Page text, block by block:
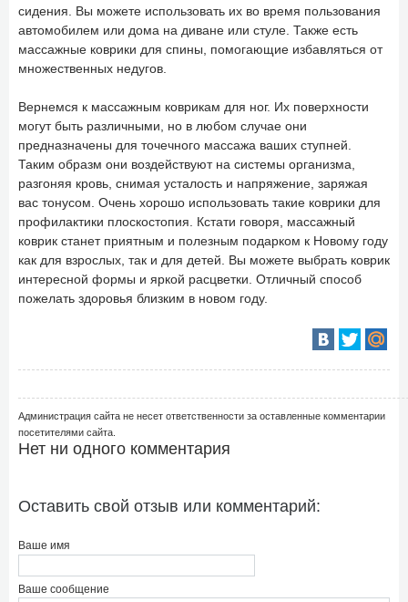
сидения. Вы можете использовать их во время пользования
автомобилем или дома на диване или стуле. Также есть
массажные коврики для спины, помогающие избавляться от
множественных недугов.
Вернемся к массажным коврикам для ног. Их поверхности
могут быть различными, но в любом случае они
предназначены для точечного массажа ваших ступней.
Таким образм они воздействуют на системы организма,
разгоняя кровь, снимая усталость и напряжение, заряжая
вас тонусом. Очень хорошо использовать такие коврики для
профилактики плоскостопия. Кстати говоря, массажный
коврик станет приятным и полезным подарком к Новому году
как для взрослых, так и для детей. Вы можете выбрать коврик
интересной формы и яркой расцветки. Отличный способ
пожелать здоровья близким в новом году.
Администрация сайта не несет ответственности за оставленные комментарии
посетителями сайта.
Нет ни одного комментария
Оставить свой отзыв или комментарий:
Ваше имя
Ваше сообщение